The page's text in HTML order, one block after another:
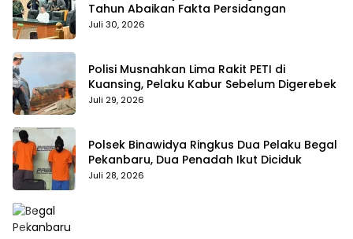
Tahun Abaikan Fakta Persidangan
Juli 30, 2026
Polisi Musnahkan Lima Rakit PETI di
Kuansing, Pelaku Kabur Sebelum Digerebek
Juli 29, 2026
Polsek Binawidya Ringkus Dua Pelaku Begal
Pekanbaru, Dua Penadah Ikut Diciduk
Juli 28, 2026